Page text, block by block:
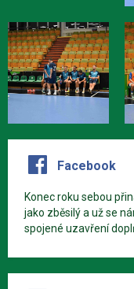
Facebook
Konec roku sebou
jako zběsilý a už se
spojené uzavření